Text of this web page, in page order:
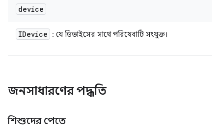
device
IDevice : যে ডিভাইসের সাথে পরিষেবাটি সংযুক্ত।
জনসাধারণের পদ্ধতি
শিশুদের পেতে